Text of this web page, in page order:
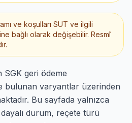
ve koşulları SUT ve ilgili
bağlı olarak değişebilir. Resmî
SGK geri ödeme
bulunan varyantlar üzerinden
Bu sayfada yalnızca
durum, reçete türü